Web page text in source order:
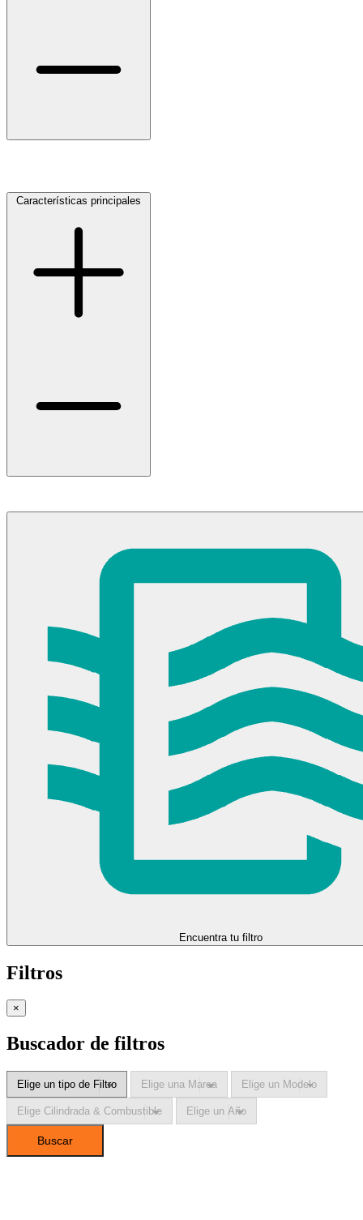
Sucursales
Seguimiento de pedidos
¿Quieres trabajar en Antumalal?
Regístrate como Mayorista
Características principales
Encuentra tu filtro
Filtros
×
Buscador de filtros
Buscar